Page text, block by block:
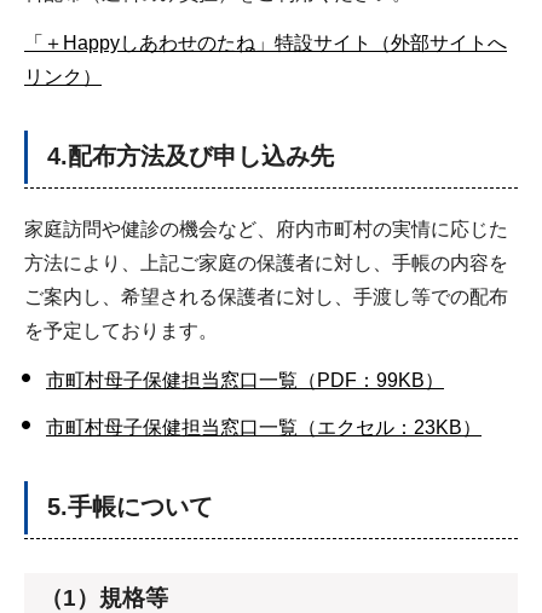
「＋Happyしあわせのたね」特設サイト（外部サイトへ
リンク）
4.配布方法及び申し込み先
家庭訪問や健診の機会など、府内市町村の実情に応じた
方法により、上記ご家庭の保護者に対し、手帳の内容を
ご案内し、希望される保護者に対し、手渡し等での配布
を予定しております。
市町村母子保健担当窓口一覧（PDF：99KB）
市町村母子保健担当窓口一覧（エクセル：23KB）
5.手帳について
（1）規格等